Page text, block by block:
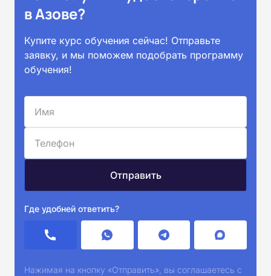
в Азове?
Купите курс обучения сейчас! Отправьте
заявку, и мы поможем подобрать программу
обучения!
Где удобней ответить?
Нажимая на кнопку «Отправить», вы соглашаетесь с